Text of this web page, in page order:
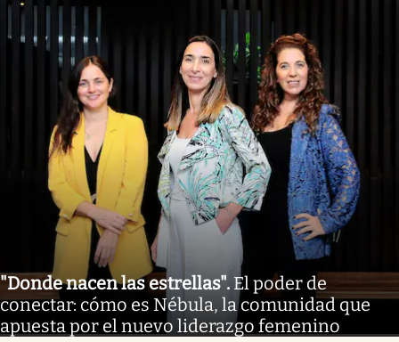
"Donde nacen las estrellas". El poder de
conectar: cómo es Nébula, la comunidad que
apuesta por el nuevo liderazgo femenino